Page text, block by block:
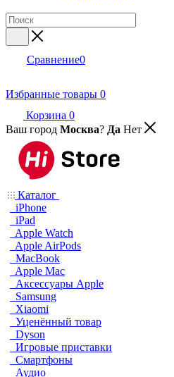
Сравнение0
Избранные товары 0
Корзина 0
Ваш город Москва? Да Нет
Каталог
iPhone
iPad
Apple Watch
Apple AirPods
MacBook
Apple Mac
Аксессуары Apple
Samsung
Xiaomi
Уценённый товар
Dyson
Игровые приставки
Смартфоны
Аудио